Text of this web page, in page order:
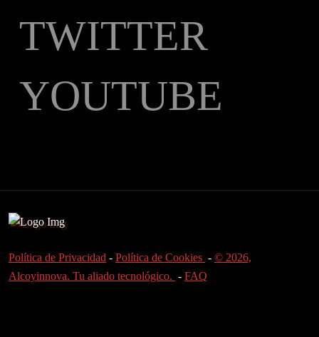
TWITTER
YOUTUBE
Política de Privacidad - Política de Cookies - © 2026,
Alcoyinnova. Tu aliado tecnológico. - FAQ